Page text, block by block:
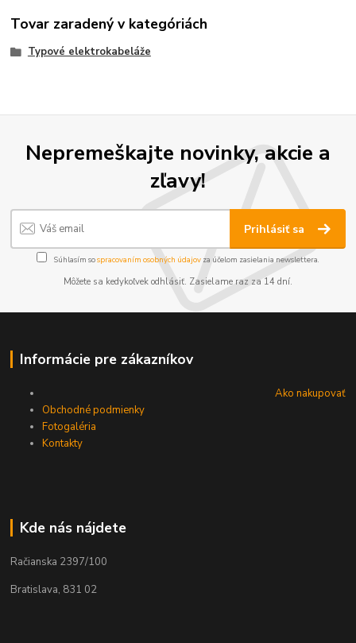
Tovar zaradený v kategóriách
Typové elektrokabeláže
Nepremeškajte novinky, akcie a
zľavy!
Prihlásiť sa
Súhlasím sospracovaním osobných údajov za účelom zasielania newslettera.
Môžete sa kedykoľvek odhlásiť. Zasielame raz za 14 dní.
Informácie pre zákazníkov
Ako nakupovať
Obchodné podmienky
Fotogaléria
Kontakty
Kde nás nájdete
Račianska 2397/100
Bratislava, 831 02